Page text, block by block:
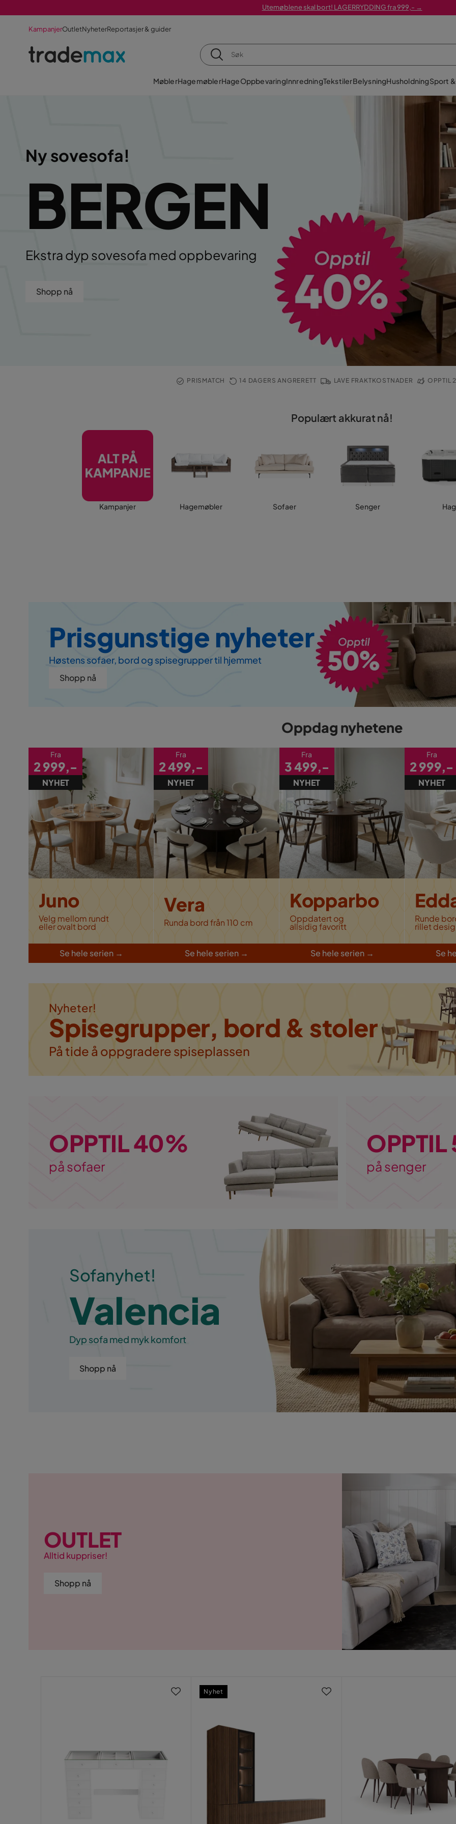
Utemøblene skal bort! LAGERRYDDING fra 999,- →
KampanjerOutletNyheterReportasjer & guider
MøblerHagemøblerHageOppbevaringInnredningTekstilerBelysningHusholdningSport
Ny sovesofa!
BERGEN
Ekstra dyp sovesofa med oppbevaring
Shopp nå
PRISMATCH 14 DAGERS ANGRERETT LAVE FRAKTKOSTNADER OPPTIL
Populært akkurat nå!
Kampanjer Hagemøbler Sofaer Senger
Prisgunstige nyheter
Høstens sofaer, bord og spisegrupper til hjemmet
Shopp nå
Oppdag nyhetene
Fra
2 999,-
NYHET
Juno
Velg mellom rundt
eller ovalt bord
Se hele serien→
Fra
2 499,-
NYHET
Vera
Runda bord från 110 cm
Se hele serien →
Fra
3 499,-
NYHET
Kopparbo
Oppdatert og
allsidig favoritt
Se hele serien→
Fra
2 999,-
NYHET
Runde
rillet
Se
Nyheter!
Spisegrupper, bord & stoler
På tide å oppgradere spiseplassen
OPPTIL 40%
på sofaer på senger
Sofanyhet!
Valencia
Dyp sofa med myk komfort
Shopp nå
OUTLET
Alltid kuppriser!
Shopp nå
Nyhet